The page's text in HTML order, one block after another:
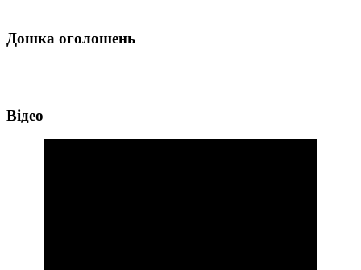
Дошка оголошень
Відео